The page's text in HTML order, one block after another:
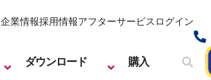
ダウンロード 購入
企業情報採用情報アフターサービス ログイン